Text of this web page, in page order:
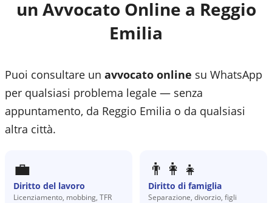
un Avvocato Online a Reggio
Emilia
Puoi consultare un avvocato online su WhatsApp
per qualsiasi problema legale — senza
appuntamento, da Reggio Emilia o da qualsiasi
altra città.
💼
Diritto del lavoro
Licenziamento, mobbing, TFR
👨‍👩‍👧
Diritto di famiglia
Separazione, divorzio, figli